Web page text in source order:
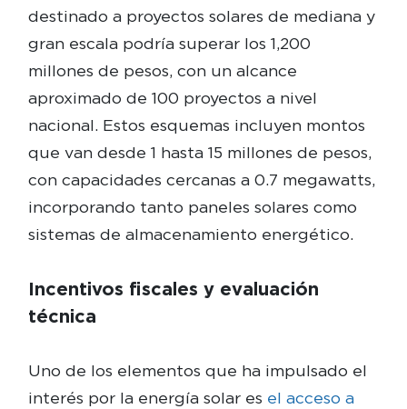
destinado a proyectos solares de mediana y
gran escala podría superar los 1,200
millones de pesos, con un alcance
aproximado de 100 proyectos a nivel
nacional. Estos esquemas incluyen montos
que van desde 1 hasta 15 millones de pesos,
con capacidades cercanas a 0.7 megawatts,
incorporando tanto paneles solares como
sistemas de almacenamiento energético.
Incentivos fiscales y evaluación
técnica
Uno de los elementos que ha impulsado el
interés por la energía solar es el acceso a